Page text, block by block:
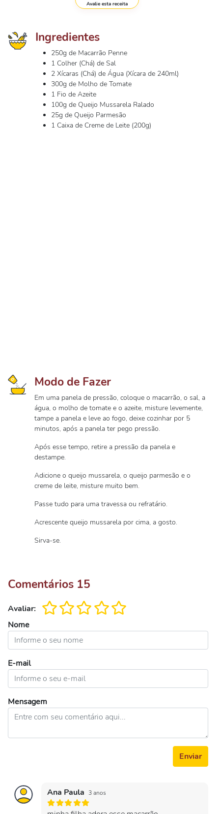
Avalie esta receita
Ingredientes
250g de Macarrão Penne
1 Colher (Chá) de Sal
2 Xícaras (Chá) de Água (Xícara de 240ml)
300g de Molho de Tomate
1 Fio de Azeite
100g de Queijo Mussarela Ralado
25g de Queijo Parmesão
1 Caixa de Creme de Leite (200g)
Modo de Fazer
Em uma panela de pressão, coloque o macarrão, o sal, a
água, o molho de tomate e o azeite, misture levemente,
tampe a panela e leve ao fogo, deixe cozinhar por 5
minutos, após a panela ter pego pressão.
Após esse tempo, retire a pressão da panela e
destampe.
Adicione o queijo mussarela, o queijo parmesão e o
creme de leite, misture muito bem.
Passe tudo para uma travessa ou refratário.
Acrescente queijo mussarela por cima, a gosto.
Sirva-se.
Comentários 15
Avaliar:
Nome
E-mail
Mensagem
Enviar
Ana Paula 3 anos